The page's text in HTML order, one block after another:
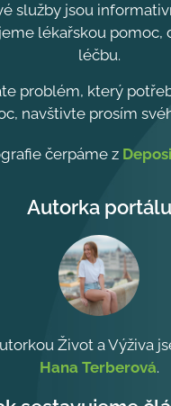
služby jsou
lékařskou pomoc,
léčbu.
problém, který
navštivte prosím
čerpáme z
Autorka portálu
Život a Výživa
Hana Terberová.